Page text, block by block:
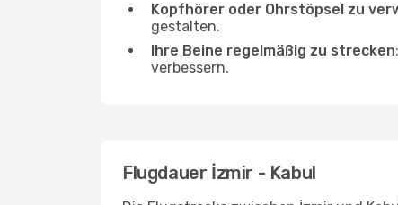
Kopfhörer oder Ohrstöpsel zu
gestalten.
Ihre Beine regelmäßig zu strecken
verbessern.
Flugdauer İzmir - Kabul